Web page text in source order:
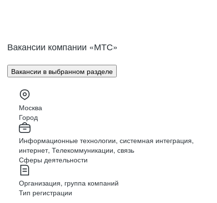
Вакансии компании «МТС»
Вакансии в выбранном разделе
Москва
Город
Информационные технологии, системная интеграция,
интернет, Телекоммуникации, связь
Сферы деятельности
Организация, группа компаний
Тип регистрации